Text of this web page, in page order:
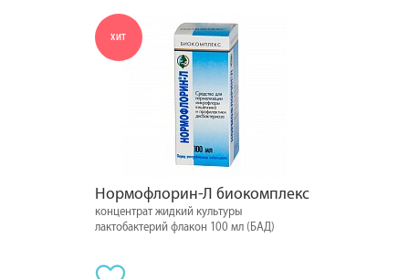
ХИТ
Нормофлорин-Л биокомплекс
концентрат жидкий культуры
лактобактерий флакон 100 мл (БАД)